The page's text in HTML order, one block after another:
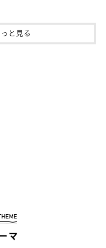
に投稿された、舌なめずり
ロリとなめる柴犬のころく
と見る
マ